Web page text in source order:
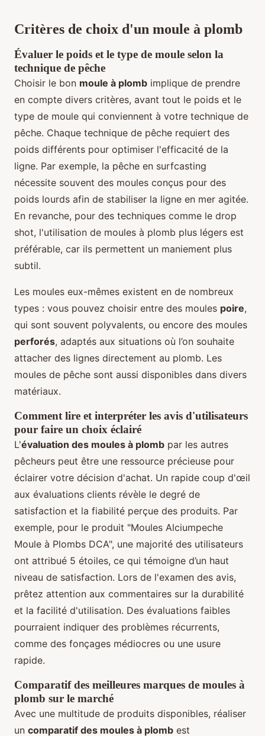
Critères de choix d'un moule à plomb
Évaluer le poids et le type de moule selon la
technique de pêche
Choisir le bon moule à plomb implique de prendre
en compte divers critères, avant tout le poids et le
type de moule qui conviennent à votre technique de
pêche. Chaque technique de pêche requiert des
poids différents pour optimiser l'efficacité de la
ligne. Par exemple, la pêche en surfcasting
nécessite souvent des moules conçus pour des
poids lourds afin de stabiliser la ligne en mer agitée.
En revanche, pour des techniques comme le drop
shot, l'utilisation de moules à plomb plus légers est
préférable, car ils permettent un maniement plus
subtil.
Les moules eux-mêmes existent en de nombreux
types : vous pouvez choisir entre des moules poire,
qui sont souvent polyvalents, ou encore des moules
perforés, adaptés aux situations où l’on souhaite
attacher des lignes directement au plomb. Les
moules de pêche sont aussi disponibles dans divers
matériaux.
Comment lire et interpréter les avis d'utilisateurs
pour faire un choix éclairé
L'évaluation des moules à plomb par les autres
pêcheurs peut être une ressource précieuse pour
éclairer votre décision d'achat. Un rapide coup d'œil
aux évaluations clients révèle le degré de
satisfaction et la fiabilité perçue des produits. Par
exemple, pour le produit "Moules Alciumpeche
Moule à Plombs DCA", une majorité des utilisateurs
ont attribué 5 étoiles, ce qui témoigne d’un haut
niveau de satisfaction. Lors de l'examen des avis,
prêtez attention aux commentaires sur la durabilité
et la facilité d'utilisation. Des évaluations faibles
pourraient indiquer des problèmes récurrents,
comme des fonçages médiocres ou une usure
rapide.
Comparatif des meilleures marques de moules à
plomb sur le marché
Avec une multitude de produits disponibles, réaliser
un comparatif des moules à plomb est